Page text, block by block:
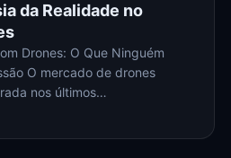
da Realidade no
Drones: O Que Ninguém
O mercado de drones
nos últimos…